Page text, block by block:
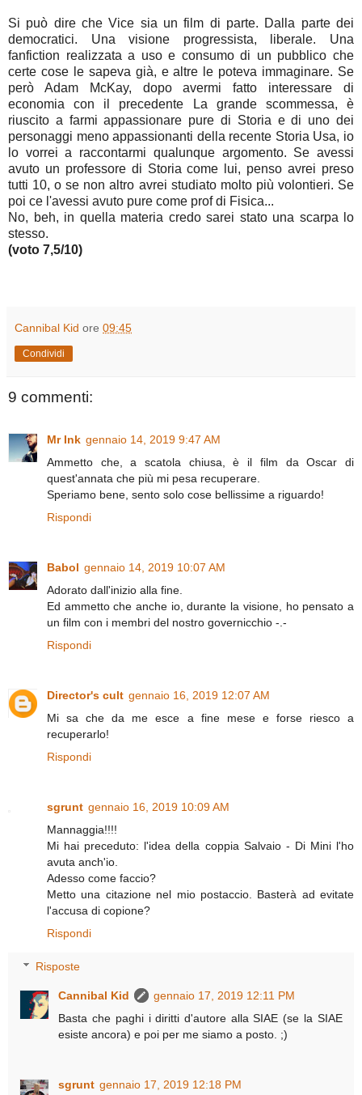
Si può dire che Vice sia un film di parte. Dalla parte dei
democratici. Una visione progressista, liberale. Una
fanfiction realizzata a uso e consumo di un pubblico che
certe cose le sapeva già, e altre le poteva immaginare. Se
però Adam McKay, dopo avermi fatto interessare di
economia con il precedente La grande scommessa, è
riuscito a farmi appassionare pure di Storia e di uno dei
personaggi meno appassionanti della recente Storia Usa, io
lo vorrei a raccontarmi qualunque argomento. Se avessi
avuto un professore di Storia come lui, penso avrei preso
tutti 10, o se non altro avrei studiato molto più volontieri. Se
poi ce l'avessi avuto pure come prof di Fisica...
No, beh, in quella materia credo sarei stato una scarpa lo
stesso.
(voto 7,5/10)
Cannibal Kid ore 09:45
Condividi
9 commenti:
Mr Ink gennaio 14, 2019 9:47 AM
Ammetto che, a scatola chiusa, è il film da Oscar di
quest'annata che più mi pesa recuperare.
Speriamo bene, sento solo cose bellissime a riguardo!
Rispondi
Babol gennaio 14, 2019 10:07 AM
Adorato dall'inizio alla fine.
Ed ammetto che anche io, durante la visione, ho pensato a
un film con i membri del nostro governicchio -.-
Rispondi
Director's cult gennaio 16, 2019 12:07 AM
Mi sa che da me esce a fine mese e forse riesco a
recuperarlo!
Rispondi
sgrunt gennaio 16, 2019 10:09 AM
Mannaggia!!!!
Mi hai preceduto: l'idea della coppia Salvaio - Di Mini l'ho
avuta anch'io.
Adesso come faccio?
Metto una citazione nel mio postaccio. Basterà ad evitate
l'accusa di copione?
Rispondi
Risposte
Cannibal Kid
gennaio 17, 2019 12:11 PM
Basta che paghi i diritti d'autore alla SIAE (se la SIAE
esiste ancora) e poi per me siamo a posto. ;)
sgrunt gennaio 17, 2019 12:18 PM